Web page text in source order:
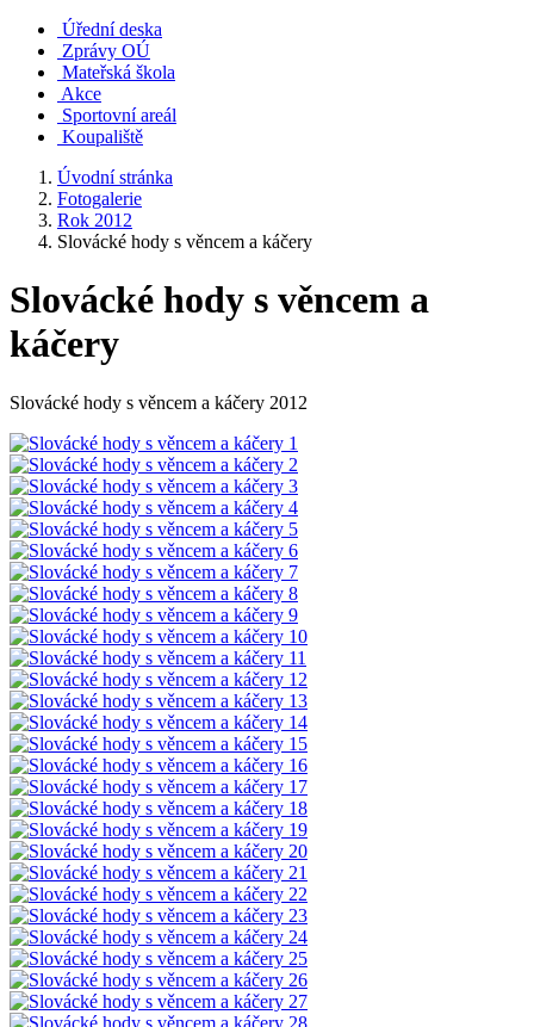
Úřední deska
Zprávy OÚ
Mateřská škola
Akce
Sportovní areál
Koupaliště
Úvodní stránka
Fotogalerie
Rok 2012
Slovácké hody s věncem a káčery
Slovácké hody s věncem a
káčery
Slovácké hody s věncem a káčery 2012